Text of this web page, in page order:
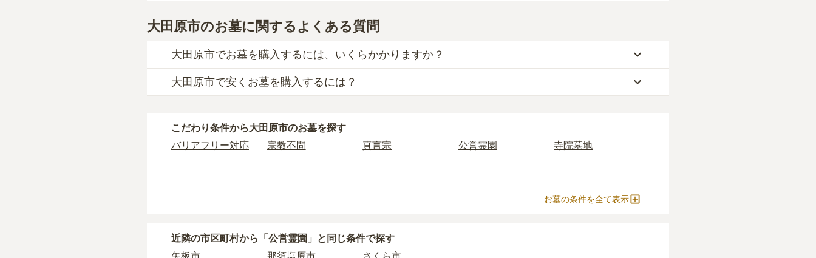
大田原市のお墓に関するよくある質問
大田原市でお墓を購入するには、いくらかかりますか？
大田原市での購入費用の目安は、一般墓が約196万円
さや墓石の大きさ・素材によって変わります。
：お墓に遺骨を納める儀式のための費用。僧侶に渡すお布施、会食などの費用がかかりま
正確な費用は、区画や石材の選び方によって大きく変わるため、見積もりを取るまで確定しません。
大田原市で安くお墓を購入するには？
一般的に最も費用を抑えられるのは、他の方のご遺骨と一緒に埋葬する
タイプです。個別のお墓に比べて省スペースで管理の手間がかからないため、費用が安く設定されていま
で並び替えてお墓を探すのがおすすめです。
こだわり条件から大田原市のお墓を探す
バリアフリー対応
宗教不問 真言宗 公営霊園 寺院墓地
お墓の条件を全て表示
近隣の市区町村から 「公営霊園」と 同じ条件で探す
矢板市
那須塩原市 さくら市